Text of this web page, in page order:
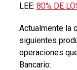
LEE: 80% DE
Actualmente la
siguientes
operaciones
Bancario: